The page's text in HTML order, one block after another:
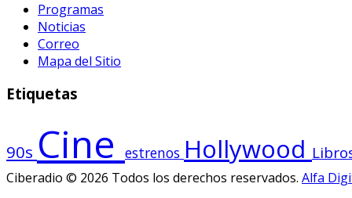
Programas
Noticias
Correo
Mapa del Sitio
Etiquetas
90s Cine estrenos Hollywood
Ciberadio © 2026 Todos los derechos reservados. Alfa